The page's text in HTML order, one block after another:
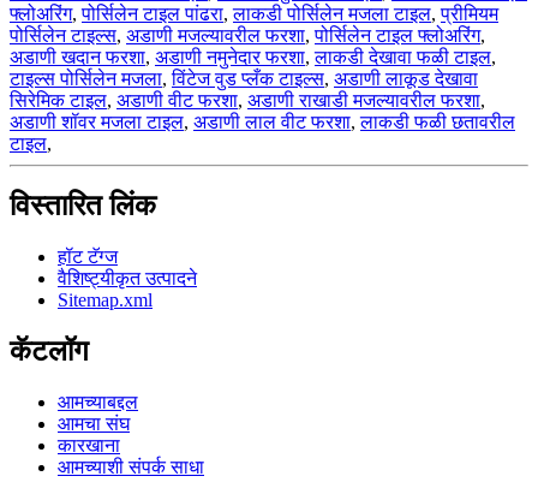
फ्लोअरिंग,पोर्सिलेन टाइल पांढरा,लाकडी पोर्सिलेन मजला टाइल,प्रीमियम
पोर्सिलेन टाइल्स, अडाणी मजल्यावरील फरशा,पोर्सिलेन टाइल फ्लोअरिंग,
अडाणी खदान फरशा, अडाणी नमुनेदार फरशा,लाकडी देखावा फळी टाइल,
टाइल्स पोर्सिलेन मजला,विंटेज वुड प्लँक टाइल्स, अडाणी लाकूड देखावा
सिरेमिक टाइल, अडाणी वीट फरशा, अडाणी राखाडी मजल्यावरील फरशा,
अडाणी शॉवर मजला टाइल, अडाणी लाल वीट फरशा,लाकडी फळी छतावरील
टाइल,
विस्तारित लिंक
हॉट टॅग्ज
वैशिष्ट्यीकृत उत्पादने
Sitemap.xml
कॅटलॉग
आमच्याबद्दल
आमचा संघ
कारखाना
आमच्याशी संपर्क साधा